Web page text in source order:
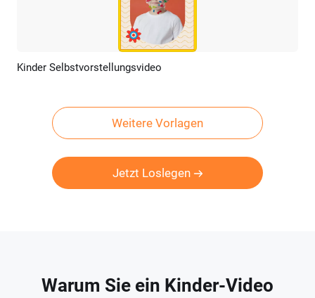
Vorschau
Kinder Selbstvorstellungsvideo
Weitere Vorlagen
Jetzt Loslegen
Warum Sie ein Kinder-Video